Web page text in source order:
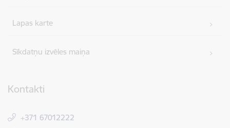
Lapas karte
Sīkdatņu izvēles maiņa
Kontakti
+371 67012222